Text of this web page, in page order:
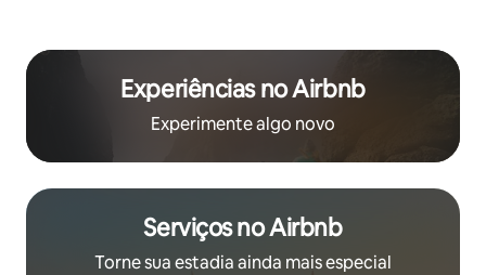
Experiências no Airbnb
Experimente algo novo
Serviços no Airbnb
Torne sua estadia ainda mais especial